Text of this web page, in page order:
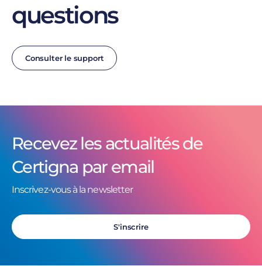
questions
Consulter le support
Recevez les actualités de
Certigna par email
Inscrivez-vous à la newsletter
S'inscrire